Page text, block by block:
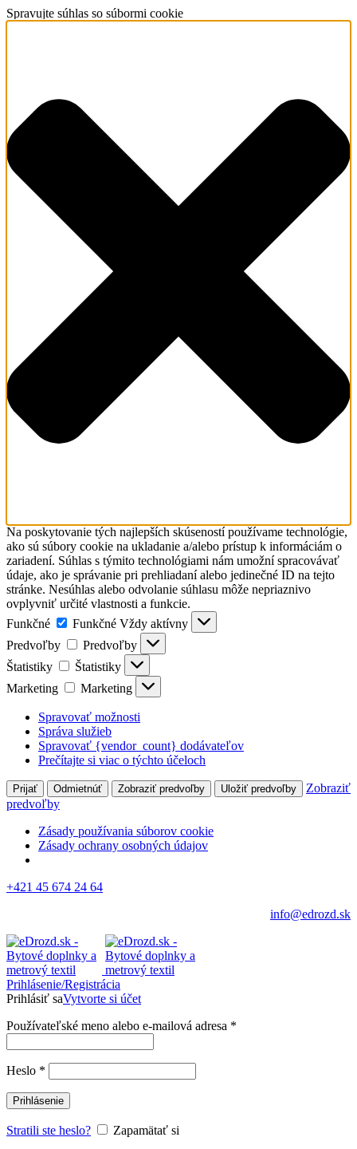
Spravujte súhlas so súbormi cookie
Na poskytovanie tých najlepších skúseností používame technológie,
ako sú súbory cookie na ukladanie a/alebo prístup k informáciám o
zariadení. Súhlas s týmito technológiami nám umožní spracovávať
údaje, ako je správanie pri prehliadaní alebo jedinečné ID na tejto
stránke. Nesúhlas alebo odvolanie súhlasu môže nepriaznivo
ovplyvniť určité vlastnosti a funkcie.
Funkčné
Funkčné Vždy aktívny
Predvoľby
Predvoľby
Štatistiky
Štatistiky
Marketing
Marketing
Spravovať možnosti
Správa služieb
Spravovať {vendor_count} dodávateľov
Prečítajte si viac o týchto účeloch
Prijať Odmietnúť Zobraziť predvoľby Uložiť predvoľby
Zobraziť
predvoľby
Zásady používania súborov cookie
Zásady ochrany osobných údajov
+421 45 674 24 64
info@edrozd.sk
Prihlásenie/Registrácia
Prihlásiť saVytvorte si účet
Používateľské meno alebo e-mailová adresa *
Heslo *
Prihlásenie
Stratili ste heslo?
Zapamätať si